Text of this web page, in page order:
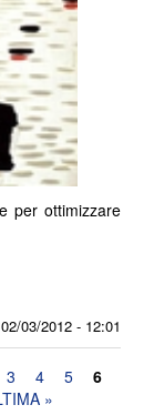
02/03/2012 - 12:01
per ottimizzare
3 4 5
6
»